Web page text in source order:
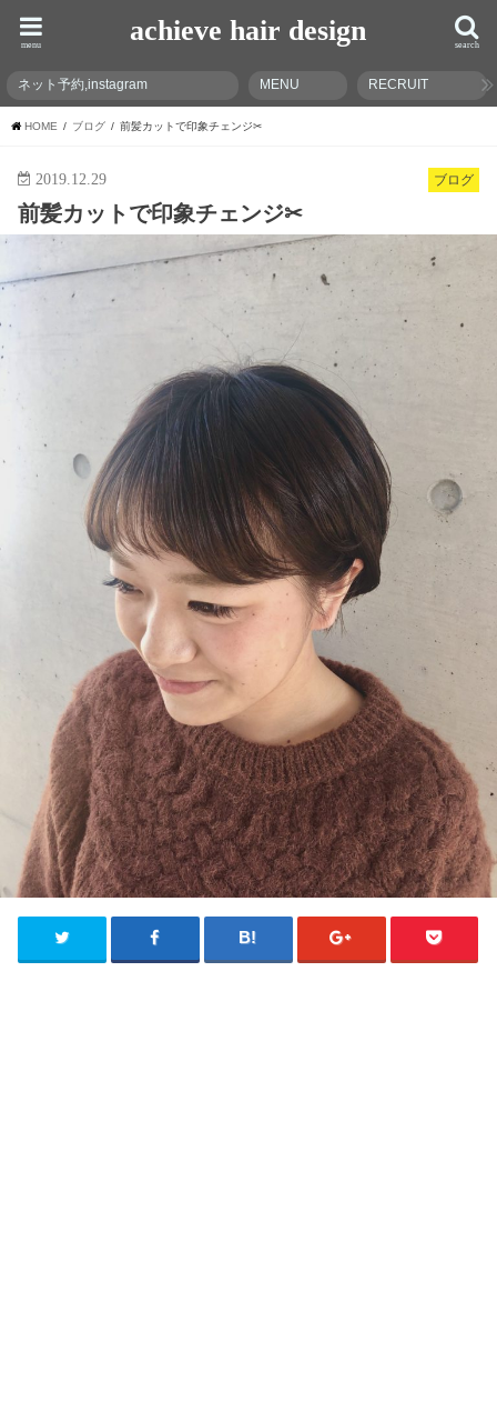
achieve hair design search
menu
ネット予約,instagram MENU RECRUIT
HOME ブログ 前髪カットで印象チェンジ‪✂︎‬
ブログ
2019.12.29
前髪カットで印象チェンジ‪✂︎‬